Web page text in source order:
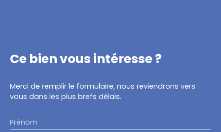
Ce bienvous intéresse ?
Merci de remplir le formulaire, nous reviendrons vers
vous dans les plus brefs délais.
Prénom